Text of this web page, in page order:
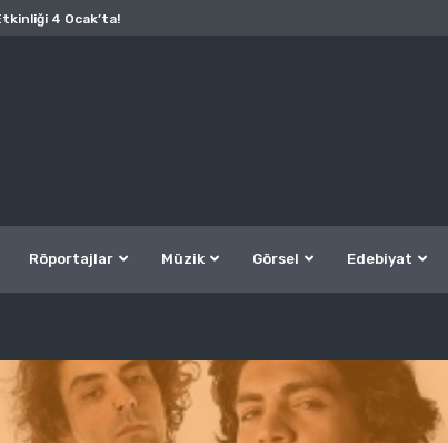
4 Ocak’ta!
Röportajlar Müzik Görsel Edebiyat